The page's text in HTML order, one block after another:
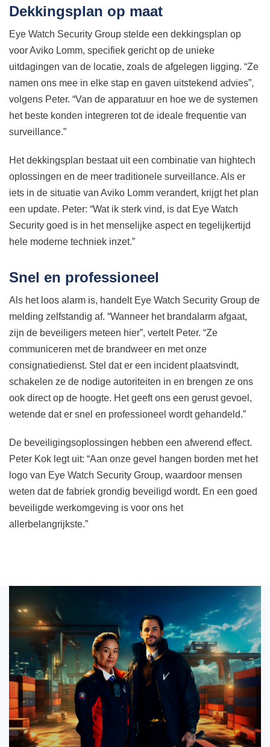
Dekkingsplan op maat
Eye Watch Security Group stelde een dekkingsplan op
voor Aviko Lomm, specifiek gericht op de unieke
uitdagingen van de locatie, zoals de afgelegen ligging. “Ze
namen ons mee in elke stap en gaven uitstekend advies”,
volgens Peter. “Van de apparatuur en hoe we de systemen
het beste konden integreren tot de ideale frequentie van
surveillance.”
Het dekkingsplan bestaat uit een combinatie van hightech
oplossingen en de meer traditionele surveillance. Als er
iets in de situatie van Aviko Lomm verandert, krijgt het plan
een update. Peter: “Wat ik sterk vind, is dat Eye Watch
Security goed is in het menselijke aspect en tegelijkertijd
hele moderne techniek inzet.”
Snel en professioneel
Als het loos alarm is, handelt Eye Watch Security Group de
melding zelfstandig af. “Wanneer het brandalarm afgaat,
zijn de beveiligers meteen hier”, vertelt Peter. “Ze
communiceren met de brandweer en met onze
consignatiedienst. Stel dat er een incident plaatsvindt,
schakelen ze de nodige autoriteiten in en brengen ze ons
ook direct op de hoogte. Het geeft ons een gerust gevoel,
wetende dat er snel en professioneel wordt gehandeld.”
De beveiligingsoplossingen hebben een afwerend effect.
Peter Kok legt uit: “Aan onze gevel hangen borden met het
logo van Eye Watch Security Group, waardoor mensen
weten dat de fabriek grondig beveiligd wordt. En een goed
beveiligde werkomgeving is voor ons het
allerbelangrijkste.”